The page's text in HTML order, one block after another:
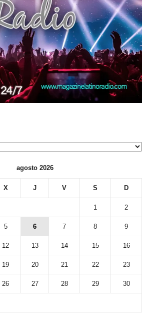
agosto 2026
X J V S D
1 2
5 6 7 8 9
12 13 14 15 16
19 20 21 22 23
26 27 28 29 30